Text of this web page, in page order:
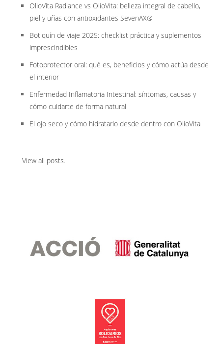
OlioVita Radiance vs OlioVita: belleza integral de cabello,
piel y uñas con antioxidantes SevenAX®
Botiquín de viaje 2025: checklist práctica y suplementos
imprescindibles
Fotoprotector oral: qué es, beneficios y cómo actúa desde
el interior
Enfermedad Inflamatoria Intestinal: síntomas, causas y
cómo cuidarte de forma natural
El ojo seco y cómo hidratarlo desde dentro con OlioVita
View all posts.